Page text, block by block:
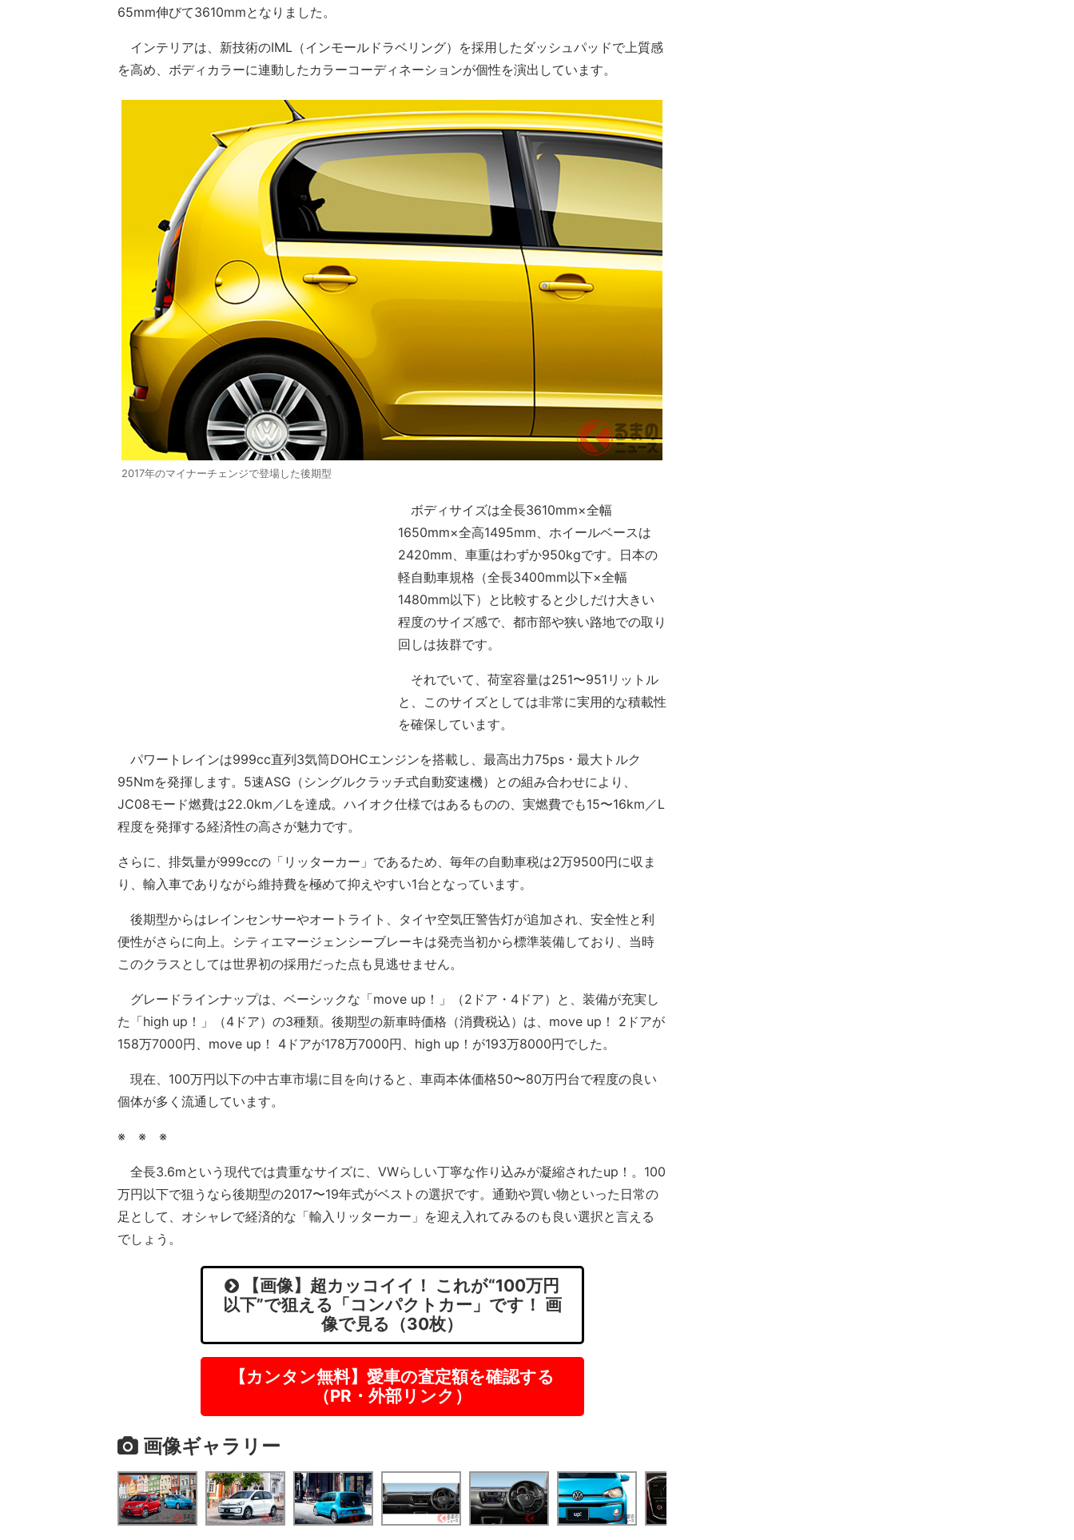
65mm伸びて3610mmとなりました。
インテリアは、新技術のIML（インモールドラベリング）を採用したダッシュパッドで上質感
を高め、ボディカラーに連動したカラーコーディネーションが個性を演出しています。
2017年のマイナーチェンジで登場した後期型
ボディサイズは全長3610mm×全幅
1650mm×全高1495mm、ホイールベースは
2420mm、車重はわずか950kgです。日本の
軽自動車規格（全長3400mm以下×全幅
1480mm以下）と比較すると少しだけ大きい
程度のサイズ感で、都市部や狭い路地での取り
回しは抜群です。
それでいて、荷室容量は251〜951リットル
と、このサイズとしては非常に実用的な積載性
を確保しています。
パワートレインは999cc直列3気筒DOHCエンジンを搭載し、最高出力75ps・最大トルク
95Nmを発揮します。5速ASG（シングルクラッチ式自動変速機）との組み合わせにより、
JC08モード燃費は22.0km／Lを達成。ハイオク仕様ではあるものの、実燃費でも15〜16km／L
程度を発揮する経済性の高さが魅力です。
さらに、排気量が999ccの「リッターカー」であるため、毎年の自動車税は2万9500円に収ま
り、輸入車でありながら維持費を極めて抑えやすい1台となっています。
後期型からはレインセンサーやオートライト、タイヤ空気圧警告灯が追加され、安全性と利
便性がさらに向上。シティエマージェンシーブレーキは発売当初から標準装備しており、当時
このクラスとしては世界初の採用だった点も見逃せません。
グレードラインナップは、ベーシックな「move up！」（2ドア・4ドア）と、装備が充実し
た「high up！」（4ドア）の3種類。後期型の新車時価格（消費税込）は、move up！ 2ドアが
158万7000円、move up！ 4ドアが178万7000円、high up！が193万8000円でした。
現在、100万円以下の中古車市場に目を向けると、車両本体価格50〜80万円台で程度の良い
個体が多く流通しています。
※ ※ ※
全長3.6mという現代では貴重なサイズに、VWらしい丁寧な作り込みが凝縮されたup！。100
万円以下で狙うなら後期型の2017〜19年式がベストの選択です。通勤や買い物といった日常の
足として、オシャレで経済的な「輸入リッターカー」を迎え入れてみるのも良い選択と言える
でしょう。
【画像】超カッコイイ！ これが“100万円
以下”で狙える「コンパクトカー」です！ 画
像で見る（30枚）
【カンタン無料】愛車の査定額を確認する
（PR・外部リンク）
画像ギャラリー